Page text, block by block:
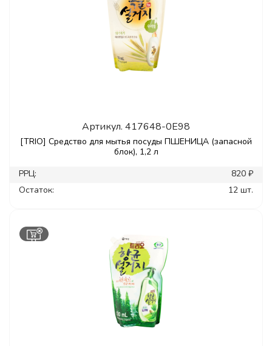
Артикул. 417648-0E98
[TRIO] Средство для мытья посуды ПШЕНИЦА (запасной
блок), 1,2 л
РРЦ:
820 ₽
Остаток:
12 шт.